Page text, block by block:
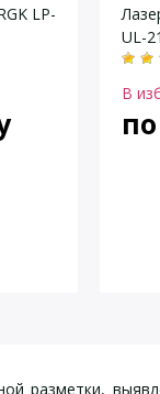
LP-
UL-21
В
разметки,